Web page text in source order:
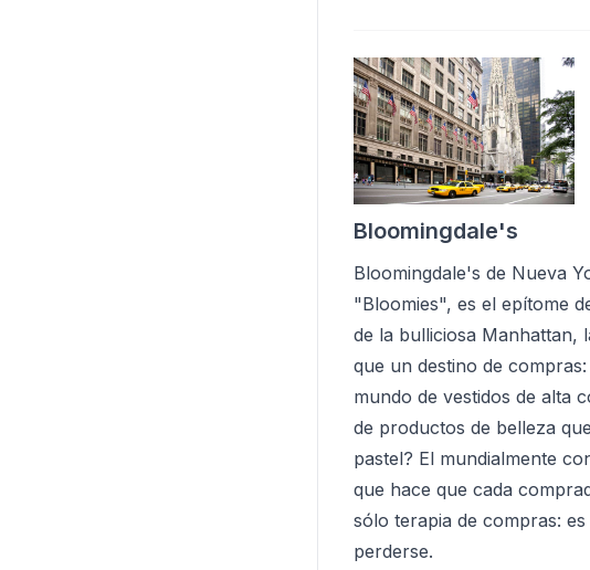
Bloomingdale's
Bloomingdale's de Nueva
"Bloomies", es el epítome
de la bulliciosa Manhattan,
que un destino de
mundo de vestidos de alta
de productos de belleza
pastel? El mundialmente
que hace que cada
sólo terapia de compras:
perderse.